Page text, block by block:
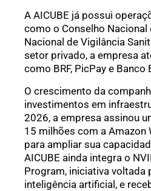
A AICUBE já possui
como o Conselho Nacional
Nacional de Vigilância
setor privado, a empresa
como BRF, PicPay e Banco
O crescimento da
investimentos em
2026, a empresa assinou
15 milhões com a Amazon
para ampliar sua
AICUBE ainda integra o
Program, iniciativa voltada
inteligência artificial, e